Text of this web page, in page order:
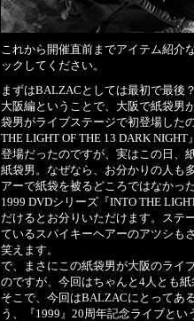
これから開催直前までアイテム紹介
ックしてください。
まずはBALZACとしては最初で最後
大阪編ということで、大阪で紙袋男
袋男がライブステージで初登場した
THE LIGHT OF THE 13 DARK
登場だったのですが、実はこの日、
紙袋男。なぜなら、お分かりの人も
アーで紙袋を被るどころではなかっ
1999 DVDシリーズ『INTO THE
だけるとお分りいただけます。ステ
ているスパイキーヘアーのアツシも
笑えます。
で、まさにこの紙袋男が大阪のライ
のですが、今回はちゃんと4人とも
そこで、今回はBALZACにとってあ
う、『1999』20周年記念ライブとい